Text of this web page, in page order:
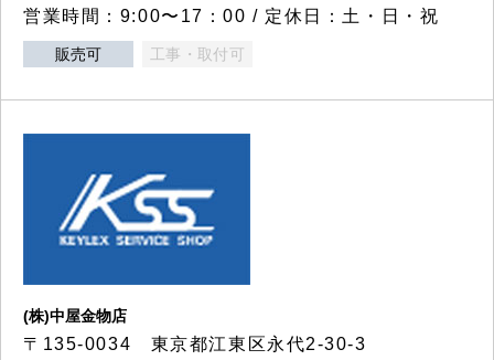
営業時間：9:00〜17：00 / 定休日：土・日・祝
販売可 工事・取付可
(株)中屋金物店
〒135-0034 東京都江東区永代2-30-3